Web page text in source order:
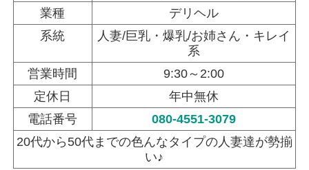
業種
デリヘル
系統
人妻/巨乳・爆乳/お姉さん・キレイ
系
営業時間
9:30～2:00
定休日
年中無休
電話番号
080-4551-3079
20代から50代までの色んなタイプの人妻達が勢揃
い♪